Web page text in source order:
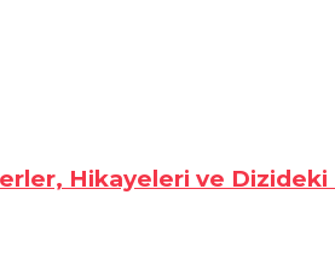
Hikayeleri ve Dizideki